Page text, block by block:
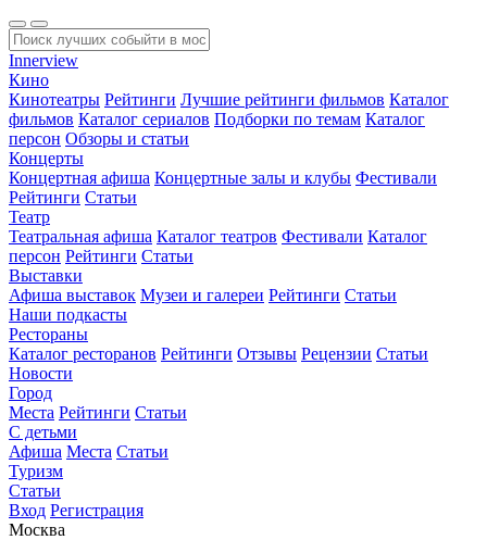
Innerview
Кино
Кинотеатры Рейтинги Лучшие рейтинги фильмов Каталог
фильмов Каталог сериалов Подборки по темам Каталог
персон Обзоры и статьи
Концерты
Концертная афиша Концертные залы и клубы Фестивали
Рейтинги Статьи
Театр
Театральная афиша Каталог театров Фестивали Каталог
персон Рейтинги Статьи
Выставки
Афиша выставок Музеи и галереи Рейтинги Статьи
Наши подкасты
Рестораны
Каталог ресторанов Рейтинги Отзывы Рецензии Статьи
Новости
Город
Места Рейтинги Статьи
С детьми
Афиша Места Статьи
Туризм
Статьи
Вход Регистрация
Москва